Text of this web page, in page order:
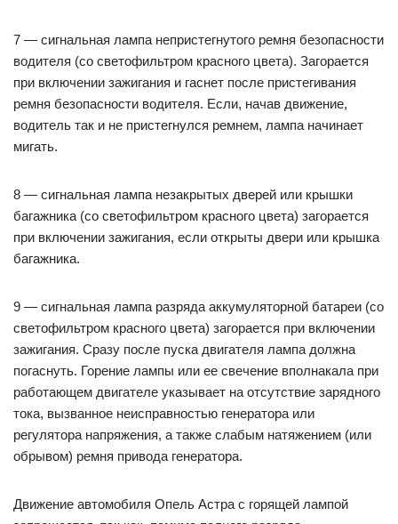
7 — сигнальная лампа непристегнутого ремня безопасности
водителя (со светофильтром красного цвета). Загорается
при включении зажигания и гаснет после пристегивания
ремня безопасности водителя. Если, начав движение,
водитель так и не пристегнулся ремнем, лампа начинает
мигать.
8 — сигнальная лампа незакрытых дверей или крышки
багажника (со светофильтром красного цвета) загорается
при включении зажигания, если открыты двери или крышка
багажника.
9 — сигнальная лампа разряда аккумуляторной батареи (со
светофильтром красного цвета) загорается при включении
зажигания. Сразу после пуска двигателя лампа должна
погаснуть. Горение лампы или ее свечение вполнакала при
работающем двигателе указывает на отсутствие зарядного
тока, вызванное неисправностью генератора или
регулятора напряжения, а также слабым натяжением (или
обрывом) ремня привода генератора.
Движение автомобиля Опель Астра с горящей лампой